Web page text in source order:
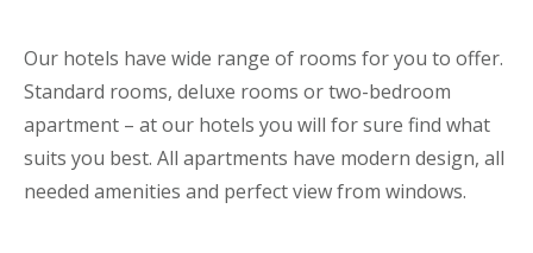
Our hotels have wide range of rooms for you to offer.
Standard rooms, deluxe rooms or two-bedroom
apartment – at our hotels you will for sure find what
suits you best. All apartments have modern design, all
needed amenities and perfect view from windows.